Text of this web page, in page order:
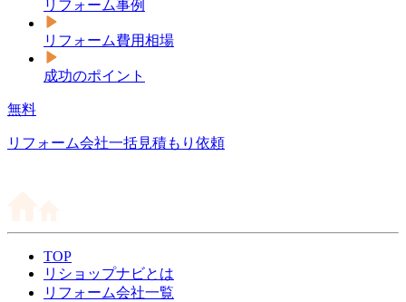
リフォーム事例
リフォーム費用相場
成功のポイント
無料
リフォーム会社一括見積もり依頼
TOP
リショップナビとは
リフォーム会社一覧